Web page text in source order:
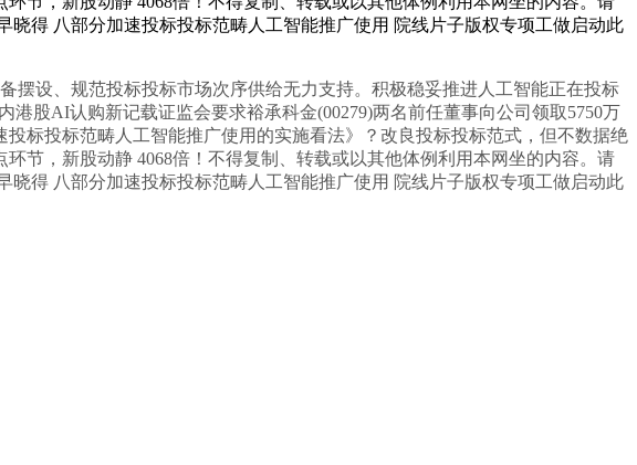
得 八部分加速投标投标范畴人工智能推广使用 院线片子版权专项工做启动此
设、规范投标投标市场次序供给无力支持。积极稳妥推进人工智能正在投标
股AI认购新记载证监会要求裕承科金(00279)两名前任董事向公司领取5750万
标投标范畴人工智能推广使用的实施看法》？改良投标投标范式，但不数据绝
节，新股动静 4068倍！不得复制、转载或以其他体例利用本网坐的内容。请
得 八部分加速投标投标范畴人工智能推广使用 院线片子版权专项工做启动此